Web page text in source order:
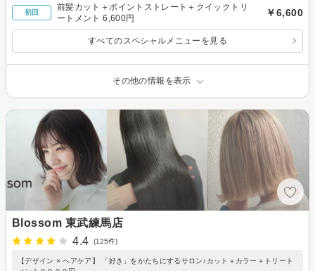
初回
前髪カット＋ポイントストレート＋クイックトリ
ートメント 6,600円
￥6,600
すべてのスペシャルメニューを見る
その他の情報を表示
Blossom 東武練馬店
4.4
(125件)
【デザイン × ヘアケア】 「好き」をかたちにするサロン♪カット＋カラー＋トリート